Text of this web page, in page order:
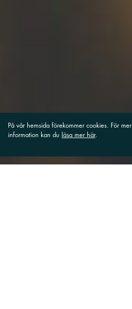
På vår hemsida förekommer cookies. För mer
information kan du
läsa mer här.